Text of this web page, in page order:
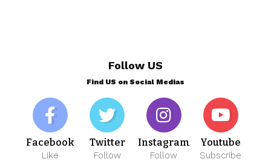
Follow US
Find US on Social Medias
Facebook
Like
Twitter
Follow
Instagram
Follow
Youtube
Subscribe